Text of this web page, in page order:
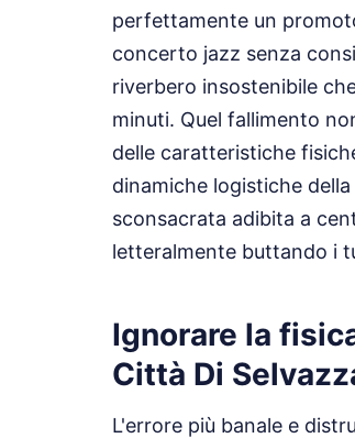
perfettamente un
concerto jazz senza
riverbero insostenibile
minuti. Quel fallimento
delle caratteristiche
dinamiche logistiche
sconsacrata adibita a
letteralmente buttando i
Ignorare la
Città Di
L'errore più banale e